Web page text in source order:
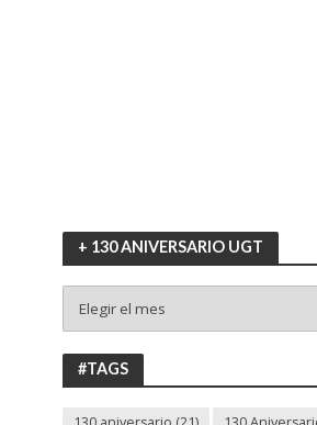
+ 130 ANIVERSARIO UGT
130
ANIVERSARIO
UGT
#TAGS